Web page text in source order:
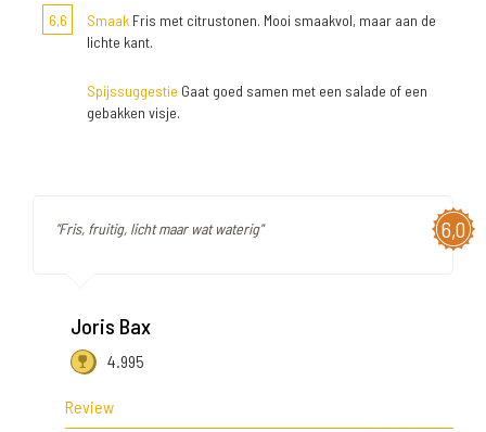
6,6 Smaak Fris met citrustonen. Mooi smaakvol, maar aan de
lichte kant.
Spijssuggestie Gaat goed samen met een salade of een
gebakken visje.
6,0
"Fris, fruitig, licht maar wat waterig"
Joris Bax
4.995
Review